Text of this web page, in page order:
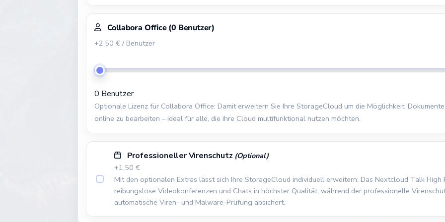
Collabora Office(0 Benutzer)
+2,50 € / Benutzer
0 Benutzer
Optionale Lizenz für Collabora Office: Damit erweitern Sie Ihre StorageCloud um die Möglichkeit,
online zu bearbeiten – ideal für alle, die ihre Cloud multifunktional nutzen möchten.
Professioneller Virenschutz (Optional)
+1,50 €
Mit den optionalen Extras lässt sich Ihre StorageCloud individuell erweitern: Das Nextcloud Talk
reibungslose Videokonferenzen und Chats in höchster Qualität, während der professionelle
automatische Viren- und Malware-Prüfung absichert.